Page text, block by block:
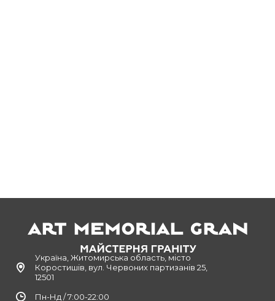
Україна, Житомирська область, місто
Коростишів, вул. Червоних партизанів 25,
12501
Пн-Нд / 7:00-22:00